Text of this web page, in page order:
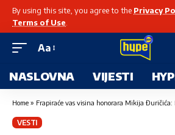
By using this site, you agree to the Privacy
Terms of Use
Aa
NASLOVNA VIJESTI
Home » Frapiraće vas visina honorara Mikija Đuričića: Pčelar iz Kupinova
VESTI